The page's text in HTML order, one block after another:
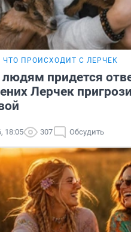
ЧТО ПРОИСХОДИТ С ЛЕРЧЕК
придется
Лерчек
18:05 307 Обсудить